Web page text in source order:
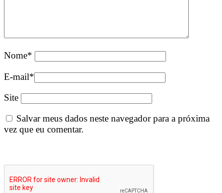
Nome*
E-mail*
Site
Salvar meus dados neste navegador para a próxima
vez que eu comentar.